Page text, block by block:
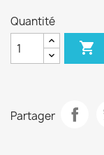
Quantité

Partager